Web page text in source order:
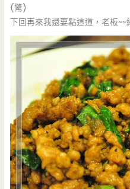
(驚)
下回再來我還要點這道，老板